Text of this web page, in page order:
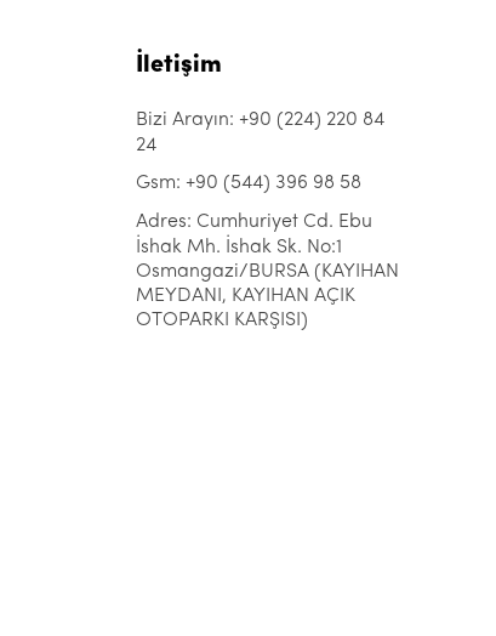
İletişim
Bizi Arayın: +90 (224) 220 84
24
Gsm: +90 (544) 396 98 58
Adres: Cumhuriyet Cd. Ebu
İshak Mh. İshak Sk. No:1
Osmangazi/BURSA (KAYIHAN
MEYDANI, KAYIHAN AÇIK
OTOPARKI KARŞISI)